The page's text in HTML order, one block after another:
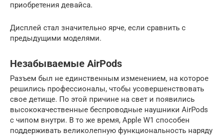
приобретения девайса.
Дисплей стал значительно ярче, если сравнить с
предыдущими моделями.
Незабываемые AirPods
Разъем был не единственным изменением, на которое
решились профессионалы, чтобы усовершенствовать
свое детище. По этой причине на свет и появились
высококачественные беспроводные наушники AirPods
с чипом внутри. В то же время, Apple W1 способен
поддерживать великолепную функциональность наряду